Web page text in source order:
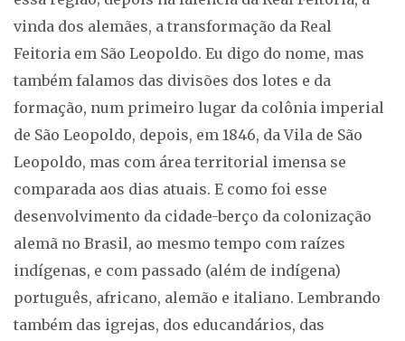
vinda dos alemães, a transformação da Real
Feitoria em São Leopoldo. Eu digo do nome, mas
também falamos das divisões dos lotes e da
formação, num primeiro lugar da colônia imperial
de São Leopoldo, depois, em 1846, da Vila de São
Leopoldo, mas com área territorial imensa se
comparada aos dias atuais. E como foi esse
desenvolvimento da cidade-berço da colonização
alemã no Brasil, ao mesmo tempo com raízes
indígenas, e com passado (além de indígena)
português, africano, alemão e italiano. Lembrando
também das igrejas, dos educandários, das